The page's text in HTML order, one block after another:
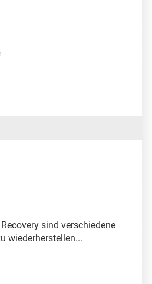
sind verschiedene
wiederherstellen...